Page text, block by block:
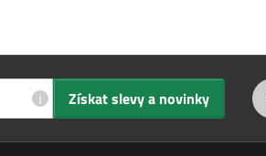
i Získat slevy a novinky